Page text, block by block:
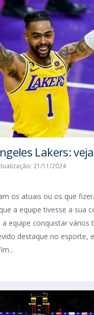
Lakers:
21/11/2024
os atuais ou os que
a equipe tivesse a sua
equipe conquistar vários
destaque no esporte,